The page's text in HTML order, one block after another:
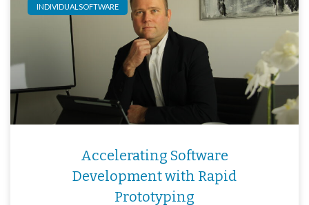
INDIVIDUALSOFTWARE
Accelerating Software
Development with Rapid
Prototyping